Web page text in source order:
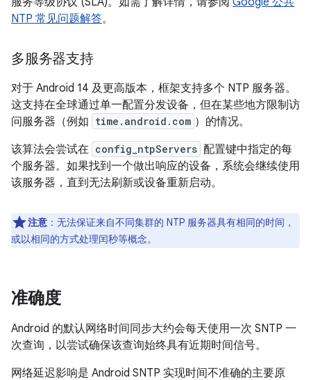
NTP 常见问题解答。
多服务器支持
对于 Android 14 及更高版本，框架支持多个 NTP 服务器。
这支持在全球通过单一配置分发设备，但在某些地方限制访
问服务器（例如 time.android.com ）的情况。
该算法会尝试在 config_ntpServers 配置键中指定的每
个服务器。如果找到一个做出响应的设备，系统会继续使用
该服务器，直到无法刷新或设备重新启动。
注意 ：无法保证来自不同集群的 NTP 服务器具有相同的时间，
或以相同的方式处理闰秒等概念。
准确度
Android 的默认网络时间同步大约会每天使用一次 SNTP 一
次查询，以尝试确保该查询始终具有近期时间信号。
网络延迟影响是 Android SNTP 实现时间不准确的主要原